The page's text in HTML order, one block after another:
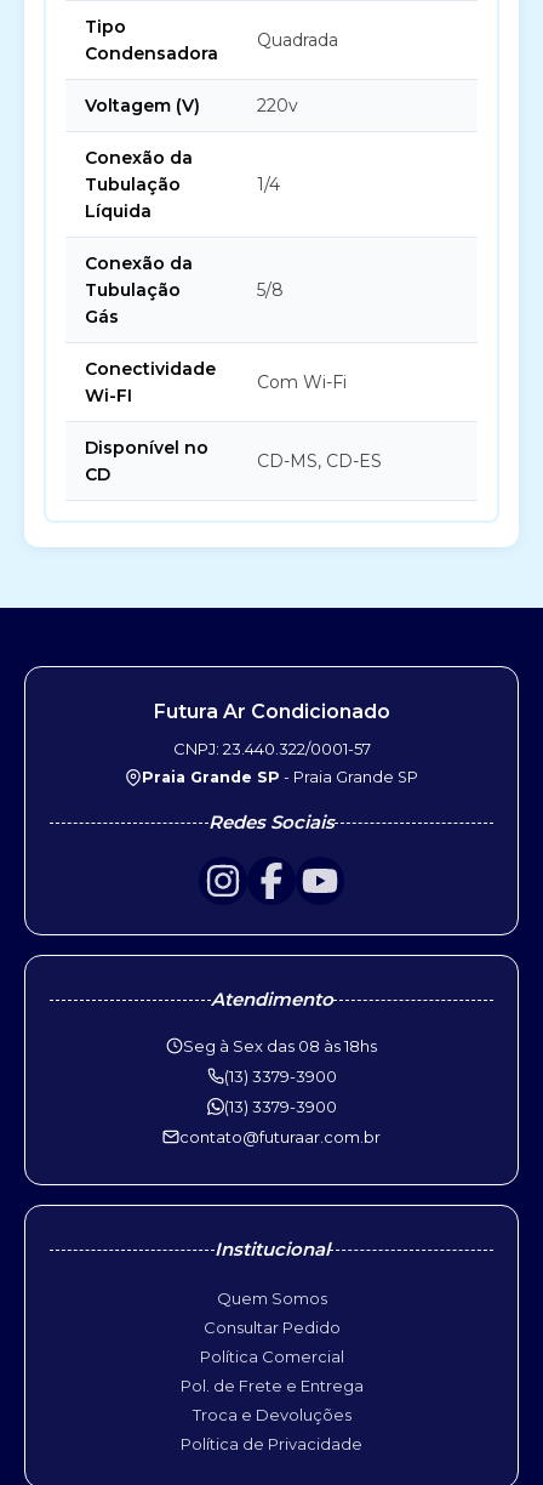
Tipo
Condensadora
Quadrada
Voltagem (V) 220v
Conexão da
Tubulação
Líquida
1/4
Conexão da
Tubulação
Gás
5/8
Conectividade
Wi-FI
Com Wi-Fi
Disponível no
CD
CD-MS, CD-ES
Futura Ar Condicionado
CNPJ: 23.440.322/0001-57
Praia Grande SP - Praia Grande SP
Redes Sociais
Atendimento
Seg à Sex das 08 às 18hs
(13) 3379-3900
(13) 3379-3900
contato@futuraar.com.br
Institucional
Quem Somos
Consultar Pedido
Política Comercial
Pol. de Frete e Entrega
Troca e Devoluções
Política de Privacidade